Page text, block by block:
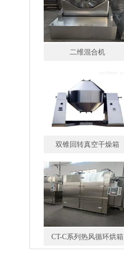
二维混合机
CT-C系列热风循环烘箱